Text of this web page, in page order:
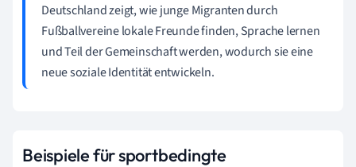
Deutschland zeigt, wie junge Migranten durch
Fußballvereine lokale Freunde finden, Sprache lernen
und Teil der Gemeinschaft werden, wodurch sie eine
neue soziale Identität entwickeln.
Beispiele für sportbedingte